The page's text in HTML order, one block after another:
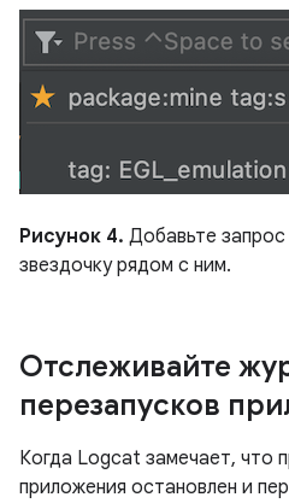
Рисунок 4. Добавьте
звездочку рядом с ним.
Отслеживайте
перезапусков
Когда Logcat замечает, что
приложения остановлен и